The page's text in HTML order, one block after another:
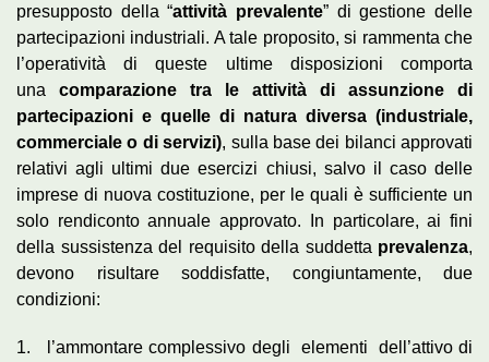
presupposto della “attività prevalente” di gestione delle
partecipazioni industriali. A tale proposito, si rammenta che
l’operatività di queste ultime disposizioni comporta
una comparazione tra le attività di assunzione di
partecipazioni e quelle di natura diversa (industriale,
commerciale o di servizi), sulla base dei bilanci approvati
relativi agli ultimi due esercizi chiusi, salvo il caso delle
imprese di nuova costituzione, per le quali è sufficiente un
solo rendiconto annuale approvato. In particolare, ai fini
della sussistenza del requisito della suddetta prevalenza,
devono risultare soddisfatte, congiuntamente, due
condizioni:
1. l’ammontare complessivo degli elementi dell’attivo di